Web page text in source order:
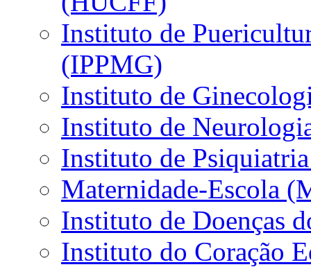
Instituto de
(IPPMG)
Instituto de
Instituto de
Instituto de
Maternidade-Escola
Instituto de Doenças
Instituto do Coração